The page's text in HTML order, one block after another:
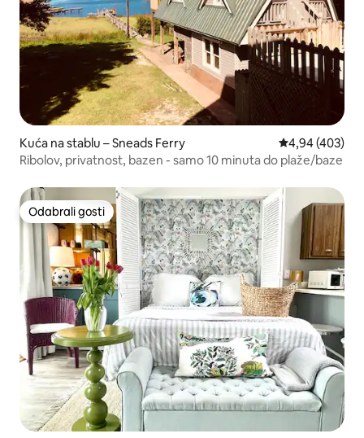
Kuća na stablu – Sneads Ferry Prosječna
4,94 (403)
Ribolov, privatnost, bazen - samo 10 minuta do plaže/baze
Odabrali gosti
Odabrali gosti